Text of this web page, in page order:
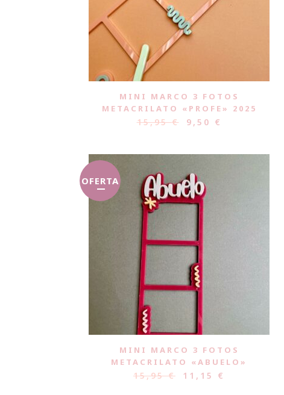
MINI MARCO 3 FOTOS
METACRILATO «PROFE» 2025
15,95€ 9,50 €
OFERTA
MINI MARCO 3 FOTOS
METACRILATO «ABUELO»
15,95€ 11,15 €